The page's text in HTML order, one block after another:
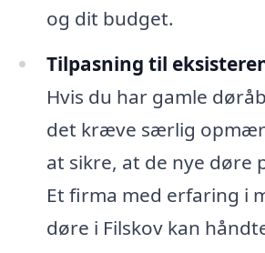
og dit budget.
Tilpasning til
Hvis du har gamle
det kræve særlig
at sikre, at de nye døre
Et firma med erfaring i
døre i Filskov kan